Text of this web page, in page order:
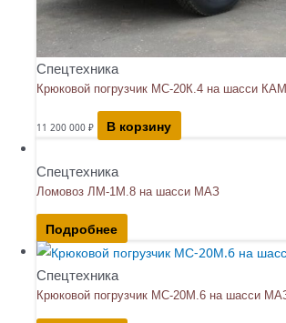
Спецтехника
Крюковой погрузчик МС-20К.4 на шасси
11 200 000 ₽ В корзину
Спецтехника
Ломовоз ЛМ-1М.8 на шасси МАЗ
Подробнее
Спецтехника
Крюковой погрузчик МС-20М.6 на шасси